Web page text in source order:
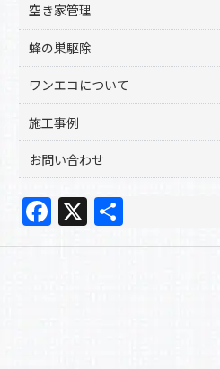
空き家管理
蜂の巣駆除
ワンエコについて
施工事例
お問い合わせ
F
a
X
有